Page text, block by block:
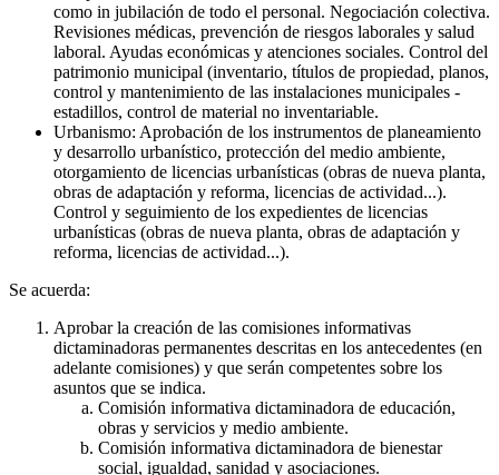
como in jubilación de todo el personal. Negociación colectiva.
Revisiones médicas, prevención de riesgos laborales y salud
laboral. Ayudas económicas y atenciones sociales. Control del
patrimonio municipal (inventario, títulos de propiedad, planos,
control y mantenimiento de las instalaciones municipales -
estadillos, control de material no inventariable.
Urbanismo: Aprobación de los instrumentos de planeamiento
y desarrollo urbanístico, protección del medio ambiente,
otorgamiento de licencias urbanísticas (obras de nueva planta,
obras de adaptación y reforma, licencias de actividad...).
Control y seguimiento de los expedientes de licencias
urbanísticas (obras de nueva planta, obras de adaptación y
reforma, licencias de actividad...).
Se acuerda:
Aprobar la creación de las comisiones informativas
dictaminadoras permanentes descritas en los antecedentes (en
adelante comisiones) y que serán competentes sobre los
asuntos que se indica.
Comisión informativa dictaminadora de educación,
obras y servicios y medio ambiente.
Comisión informativa dictaminadora de bienestar
social, igualdad, sanidad y asociaciones.